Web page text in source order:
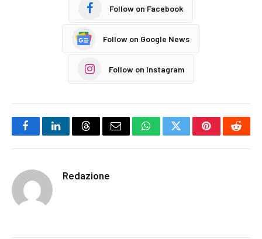
Follow on Facebook
Follow on Google News
Follow on Instagram
FacebookLinkedInThreadsEmail WhatsAppTwitterPinterest
Redazione